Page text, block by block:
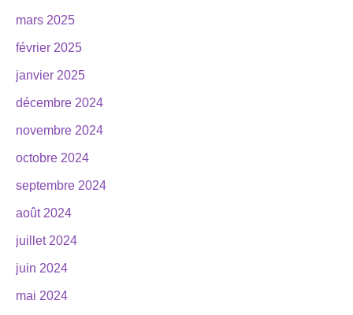
mars 2025
février 2025
janvier 2025
décembre 2024
novembre 2024
octobre 2024
septembre 2024
août 2024
juillet 2024
juin 2024
mai 2024